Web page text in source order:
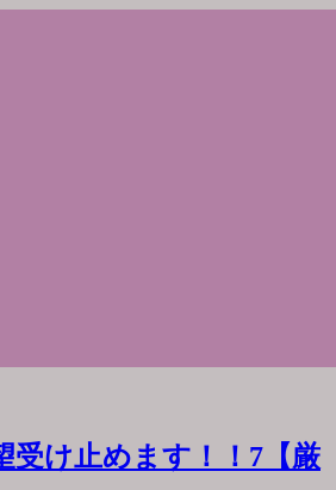
受け止めます！！7【厳